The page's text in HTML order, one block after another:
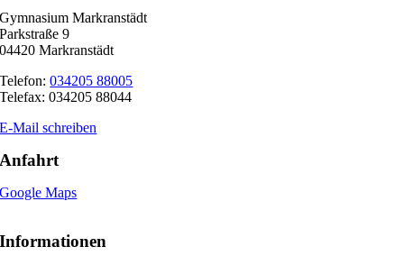
Gymnasium Markranstädt
Parkstraße 9
04420 Markranstädt
Telefon:034205 88005
Telefax: 034205 88044
E-Mail schreiben
Anfahrt
Google Maps
Informationen